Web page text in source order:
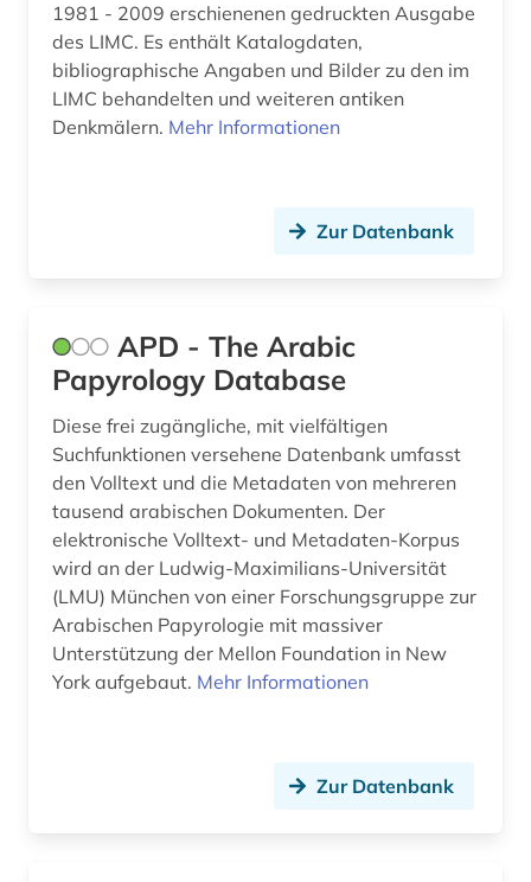
1981 - 2009 erschienenen gedruckten Ausgabe
des LIMC. Es enthält Katalogdaten,
bibliographische Angaben und Bilder zu den im
LIMC behandelten und weiteren antiken
Denkmälern. Mehr Informationen
Zur Datenbank
APD - The Arabic
Papyrology Database
Diese frei zugängliche, mit vielfältigen
Suchfunktionen versehene Datenbank umfasst
den Volltext und die Metadaten von mehreren
tausend arabischen Dokumenten. Der
elektronische Volltext- und Metadaten-Korpus
wird an der Ludwig-Maximilians-Universität
(LMU) München von einer Forschungsgruppe zur
Arabischen Papyrologie mit massiver
Unterstützung der Mellon Foundation in New
York aufgebaut. Mehr Informationen
Zur Datenbank